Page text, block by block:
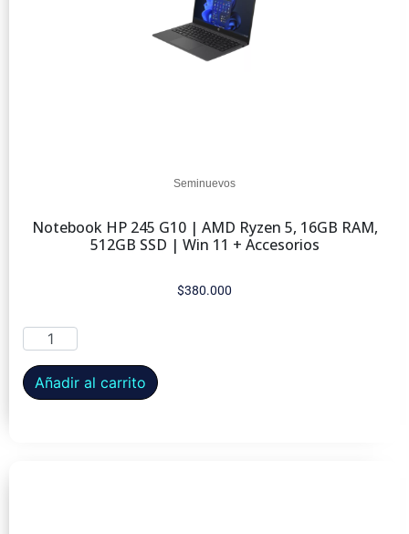
Seminuevos
Notebook HP 245 G10 | AMD Ryzen 5, 16GB RAM,
512GB SSD | Win 11 + Accesorios
$380.000
Añadir al carrito